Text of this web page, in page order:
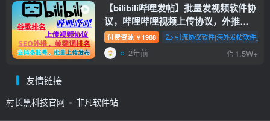
【bilibili哔哩发帖】批量发视频软件协
议，哔哩哔哩视频上传协议，外推
SEO排名关键词软件，提高视频曝光
率和排名！
付费资源 ￥ 1988 引流协议软件|海外发帖软件_
2年前 1.5W+
友情链接
村长黑科技官网 非凡软件站